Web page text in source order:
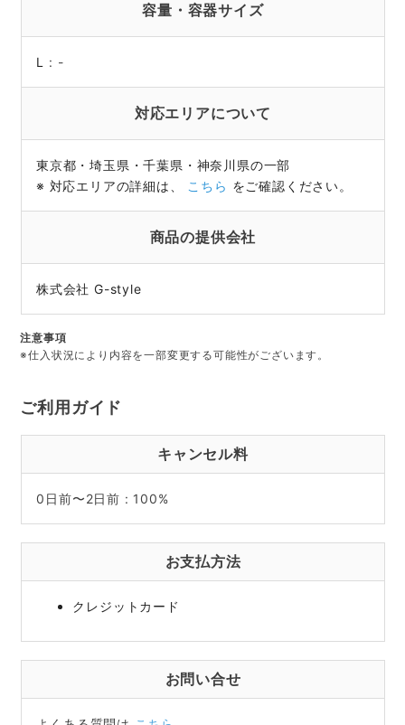
容量・容器サイズ
L : -
対応エリアについて
東京都・埼玉県・千葉県・神奈川県の一部
※ 対応エリアの詳細は、 こちら をご確認ください。
商品の提供会社
株式会社 G-style
注意事項
※仕入状況により内容を一部変更する可能性がございます。
ご利用ガイド
キャンセル料
0日前〜2日前 : 100%
お支払方法
クレジットカード
お問い合せ